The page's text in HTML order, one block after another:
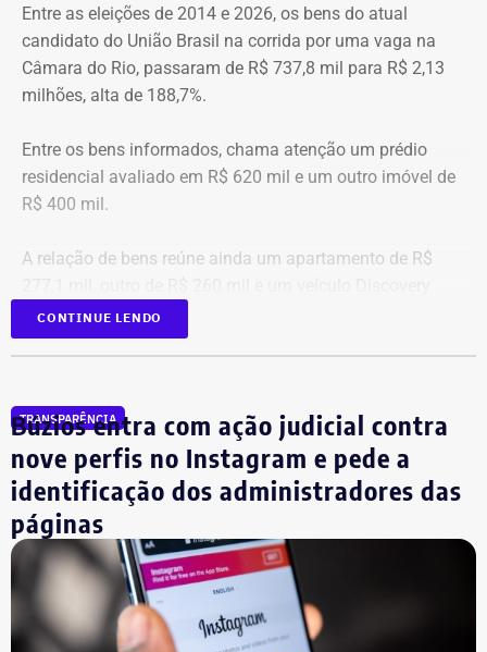
Viagens internacionais sob pretexto
acadêmico
Apenas no exercício de 2025, as despesas ligadas a
Victor Travancas dispararam e chegaram a R$ 228,6 mil,
distribuídas em viagens para destinos que incluem Roma,
costumam citar cooperação internacional, visitas a
universidades e representação institucional. Mas os
com o ano registrado como “20255”.
Também há casos de textos repetidos em missões
diferentes. Em viagens para Argentina, França, Itália e
Emirados Árabes Unidos, por exemplo, foi usada a
mesma justificativa que menciona uma aproximação
com o “cenário acadêmico norte-americano”, mesmo
quando o destino não era os Estados Unidos.
Entre as eleições de 2014 e 2026, os bens do atual
candidato do União Brasil na corrida por uma vaga na
Câmara do Rio, passaram de R$ 737,8 mil para R$ 2,13
milhões, alta de 188,7%.
Entre os bens informados, chama atenção um prédio
residencial avaliado em R$ 620 mil e um outro imóvel de
R$ 400 mil.
A relação de bens reúne ainda um apartamento de R$
D300, ano 2023, declarado por R$ 330 mil. Também
aparecem na lista cerca de R$ 177 mil em aplicações e
CONTINUE LENDO
TRANSPARÊNCIA
Búzios entra com ação judicial contra
nove perfis no Instagram e pede a
identificação dos administradores das
páginas